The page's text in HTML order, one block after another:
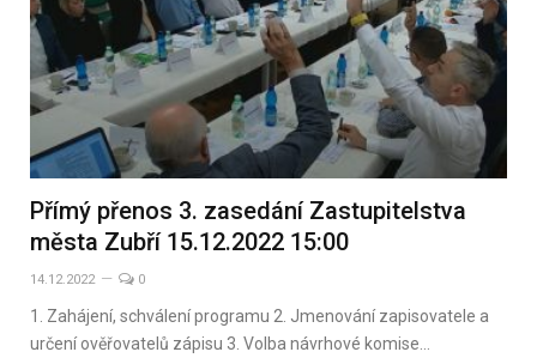
Přímý přenos 3. zasedání Zastupitelstva
města Zubří 15.12.2022 15:00
14.12.2022 0
1. Zahájení, schválení programu 2. Jmenování zapisovatele a
určení ověřovatelů zápisu 3. Volba návrhové komise…